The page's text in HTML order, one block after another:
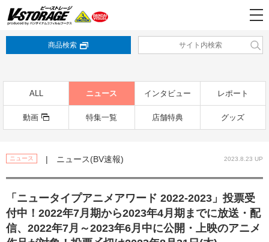
商品検索
ALL ニュース インタビュー レポート
動画 特集一覧 店舗特典 グッズ
ニュース | ニュース(BV速報) 2023.8.23 UP
「ニュータイプアニメアワード 2022-2023」投票受
付中！2022年7月期から2023年4月期までに放送・配
信、2022年7月～2023年6月中に公開・上映のアニメ